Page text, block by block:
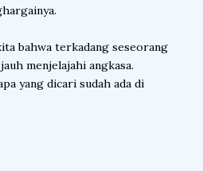
bahwa terkadang seseorang
menjelajahi angkasa.
yang dicari sudah ada di